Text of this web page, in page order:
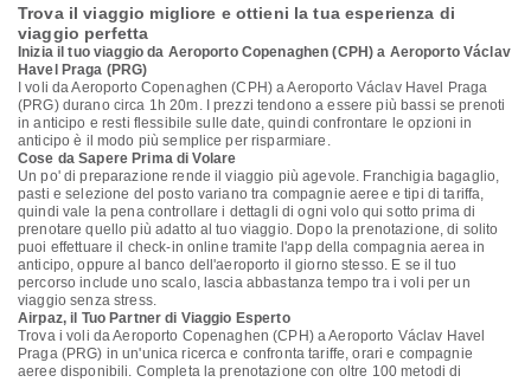
Trova il viaggio migliore e ottieni la tua esperienza di
viaggio perfetta
Inizia il tuo viaggio da Aeroporto Copenaghen (CPH) a Aeroporto Václav
Havel Praga (PRG)
I voli da Aeroporto Copenaghen (CPH) a Aeroporto Václav Havel Praga
(PRG) durano circa 1h 20m. I prezzi tendono a essere più bassi se prenoti
in anticipo e resti flessibile sulle date, quindi confrontare le opzioni in
anticipo è il modo più semplice per risparmiare.
Cose da Sapere Prima di Volare
Un po' di preparazione rende il viaggio più agevole. Franchigia bagaglio,
pasti e selezione del posto variano tra compagnie aeree e tipi di tariffa,
quindi vale la pena controllare i dettagli di ogni volo qui sotto prima di
prenotare quello più adatto al tuo viaggio. Dopo la prenotazione, di solito
puoi effettuare il check-in online tramite l'app della compagnia aerea in
anticipo, oppure al banco dell'aeroporto il giorno stesso. E se il tuo
percorso include uno scalo, lascia abbastanza tempo tra i voli per un
viaggio senza stress.
Airpaz, il Tuo Partner di Viaggio Esperto
Trova i voli da Aeroporto Copenaghen (CPH) a Aeroporto Václav Havel
Praga (PRG) in un'unica ricerca e confronta tariffe, orari e compagnie
aeree disponibili. Completa la prenotazione con oltre 100 metodi di